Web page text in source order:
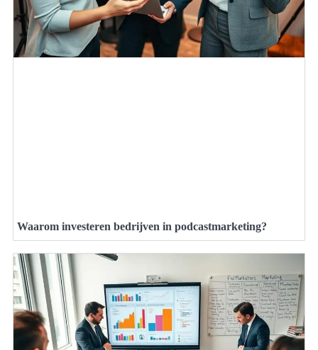
Waarom investeren bedrijven in podcastmarketing?